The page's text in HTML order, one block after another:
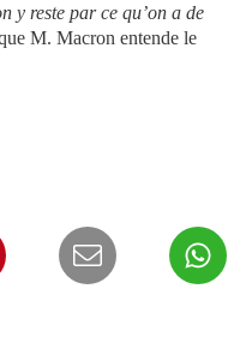
y reste par ce qu’on a de
M. Macron entende le